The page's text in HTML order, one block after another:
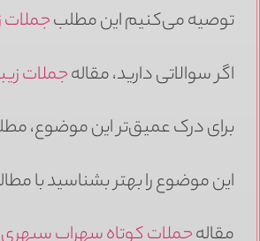
توصیه می‌کنیم این مطلبجملات
اگر سوالاتی دارید، مقالهجملات
برای درک عمیق‌تر این موضوع،
این موضوع را بهتر بشناسید با